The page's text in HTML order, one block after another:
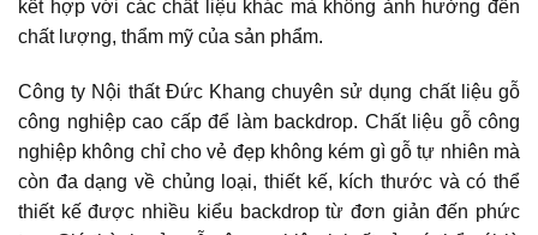
kết hợp với các chất liệu khác mà không ảnh hưởng đến
chất lượng, thẩm mỹ của sản phẩm.
Công ty Nội thất Đức Khang chuyên sử dụng chất liệu gỗ
công nghiệp cao cấp để làm backdrop. Chất liệu gỗ công
nghiệp không chỉ cho vẻ đẹp không kém gì gỗ tự nhiên mà
còn đa dạng về chủng loại, thiết kế, kích thước và có thể
thiết kế được nhiều kiểu backdrop từ đơn giản đến phức